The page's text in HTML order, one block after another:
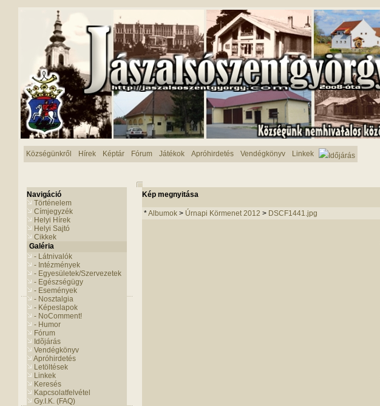
Községünkről Hírek Képtár Fórum Játékok Apróhirdetés Vendégkönyv Linkek Időjárás
Navigáció
Történelem
Címjegyzék
Helyi Hírek
Helyi Sajtó
Cikkek
Galéria
- Látnivalók
- Intézmények
- Egyesületek/Szervezetek
- Egészségügy
- Események
- Nosztalgia
- Képeslapok
- NoComment!
- Humor
Fórum
Idõjárás
Vendégkönyv
Apróhirdetés
Letöltések
Linkek
Keresés
Kapcsolatfelvétel
Gy.I.K. (FAQ)
Kép megnyitása
*Albumok > Úrnapi Körmenet 2012 > DSCF1441.jpg